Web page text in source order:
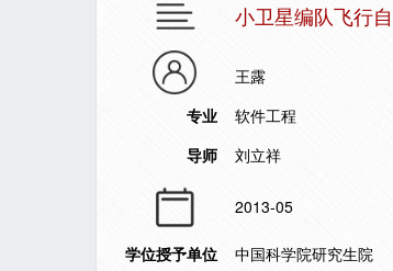
小卫星编队飞行
王露
专业
软件工程
导师
刘立祥
2013-05
学位授予单位
中国科学院研究生院